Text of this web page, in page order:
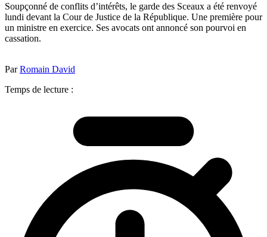
Soupçonné de conflits d’intérêts, le garde des Sceaux a été renvoyé
lundi devant la Cour de Justice de la République. Une première pour
un ministre en exercice. Ses avocats ont annoncé son pourvoi en
cassation.
ParRomain David
Temps de lecture :